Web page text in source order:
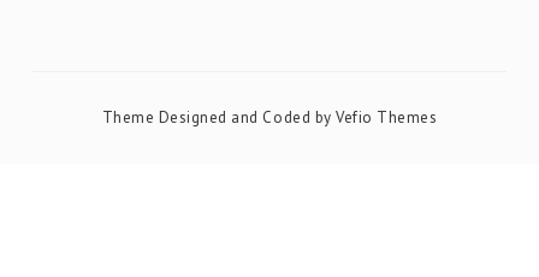
Theme Designed and Coded byVefio Themes